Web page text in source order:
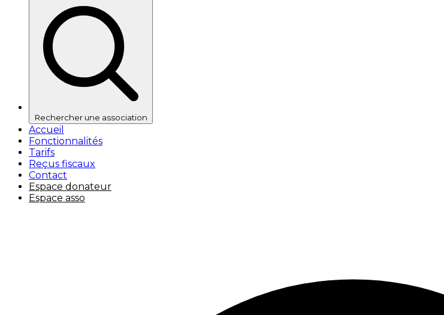
Rechercher une association
Accueil
Fonctionnalités
Tarifs
Reçus fiscaux
Contact
Espace donateur
Espace asso